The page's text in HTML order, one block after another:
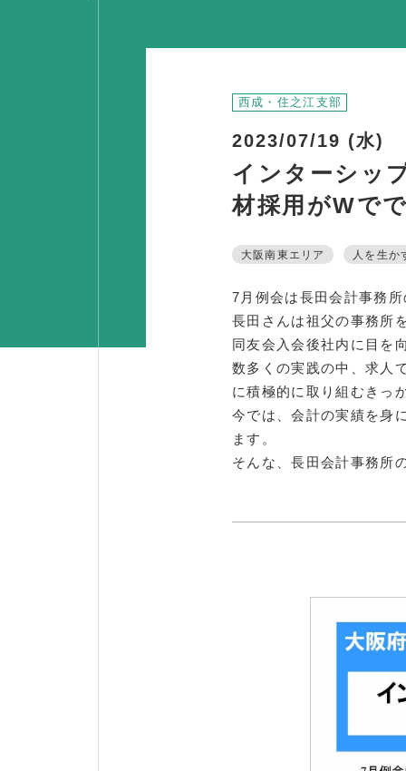
西成・住之江支部
2023/07/19 (水)
インターシッ
材採用がWで
大阪南東エリア 人を生か
7月例会は長田会計事務
長田さんは祖父の事務所
同友会入会後社内に目を
数多くの実践の中、求人
に積極的に取り組むきっ
今では、会計の実績を身
ます。
そんな、長田会計事務所